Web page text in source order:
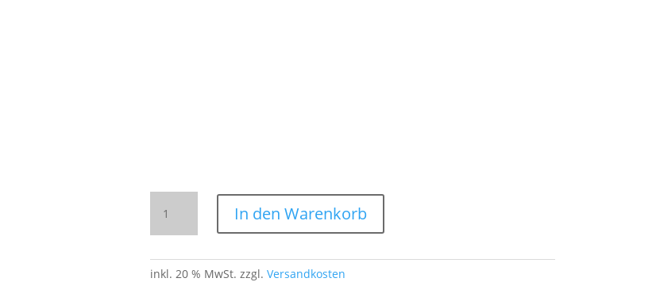
Lockenkamm
aus
Buchenholz
13,5 cm
In den Warenkorb
inkl. 20 % MwSt. zzgl. Versandkosten